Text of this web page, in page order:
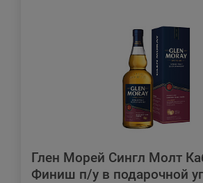
Глен Морей Сингл Молт
Финиш п/у в подарочной